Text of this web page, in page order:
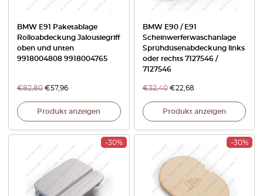
BMW E91 Paketablage
Rolloabdeckung Jalousiegriff
oben und unten
9918004808 9918004765
€82,80 €57,96
Produkt anzeigen
BMW E90 / E91
Scheinwerferwaschanlage
Sprühdüsenabdeckung links
oder rechts 7127546 /
7127546
€32,40 €22,68
Produkt anzeigen
-30% -30%